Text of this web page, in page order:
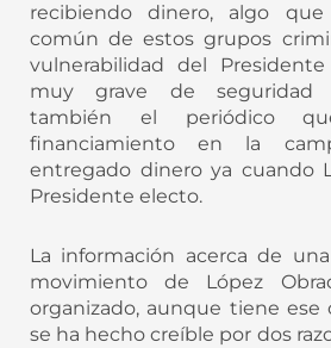
recibiendo dinero, algo
común de estos grupos
vulnerabilidad del
muy grave de seguridad
también el periódico
financiamiento en la
entregado dinero ya cuando
Presidente electo.
La información acerca de
movimiento de López
organizado, aunque tiene ese
se ha hecho creíble por dos